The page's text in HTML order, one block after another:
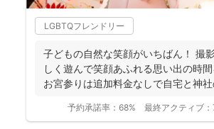
LGBTQフレンドリー
子どもの自然な笑顔がいちばん！ 撮
しく遊んで笑顔あふれる思い出の時間
お宮参りは追加料金なしで自宅と神
予約承諾率： 68% 最終アクティブ：